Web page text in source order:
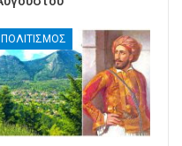
ΠΟΛΙΤΙΣΜΟΣ